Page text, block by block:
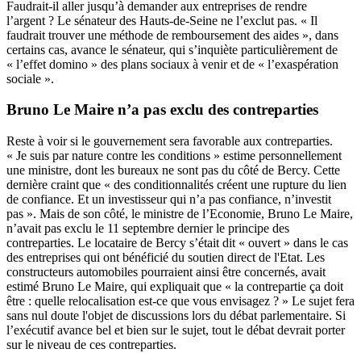
Faudrait-il aller jusqu’à demander aux entreprises de rendre
l’argent ? Le sénateur des Hauts-de-Seine ne l’exclut pas. « Il
faudrait trouver une méthode de remboursement des aides », dans
certains cas, avance le sénateur, qui s’inquiète particulièrement de
« l’effet domino » des plans sociaux à venir et de « l’exaspération
sociale ».
Bruno Le Maire n’a pas exclu des contreparties
Reste à voir si le gouvernement sera favorable aux contreparties.
« Je suis par nature contre les conditions » estime personnellement
une ministre, dont les bureaux ne sont pas du côté de Bercy. Cette
dernière craint que « des conditionnalités créent une rupture du lien
de confiance. Et un investisseur qui n’a pas confiance, n’investit
pas ». Mais de son côté, le ministre de l’Economie, Bruno Le Maire,
n’avait pas exclu le 11 septembre dernier le principe des
contreparties. Le locataire de Bercy s’était dit « ouvert » dans le cas
des entreprises qui ont bénéficié du soutien direct de l'Etat. Les
constructeurs automobiles pourraient ainsi être concernés, avait
estimé Bruno Le Maire, qui expliquait que « la contrepartie ça doit
être : quelle relocalisation est-ce que vous envisagez ? » Le sujet fera
sans nul doute l'objet de discussions lors du débat parlementaire. Si
l’exécutif avance bel et bien sur le sujet, tout le débat devrait porter
sur le niveau de ces contreparties.